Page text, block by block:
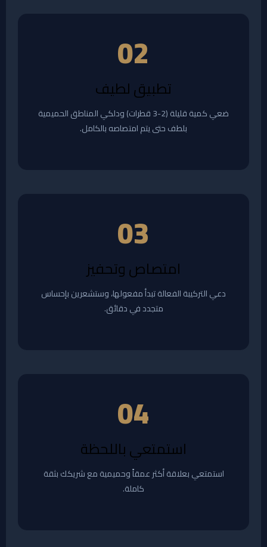
02
تطبيق لطيف
ضعي كمية قليلة (2-3 قطرات) ودلكي المناطق الحميمية
بلطف حتى يتم امتصاصه بالكامل.
03
امتصاص وتحفيز
دعي التركيبة الفعالة تبدأ مفعولها، وستشعرين بإحساس
متجدد في دقائق.
04
استمتعي باللحظة
استمتعي بعلاقة أكثر عمقاً وحميمية مع شريكك بثقة
كاملة.